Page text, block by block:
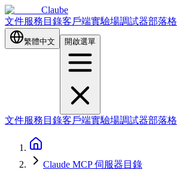
Claube
文件服務目錄客戶端實驗場調試器部落格
繁體中文 開啟選單
文件服務目錄客戶端實驗場調試器部落格
Claude MCP 伺服器目錄